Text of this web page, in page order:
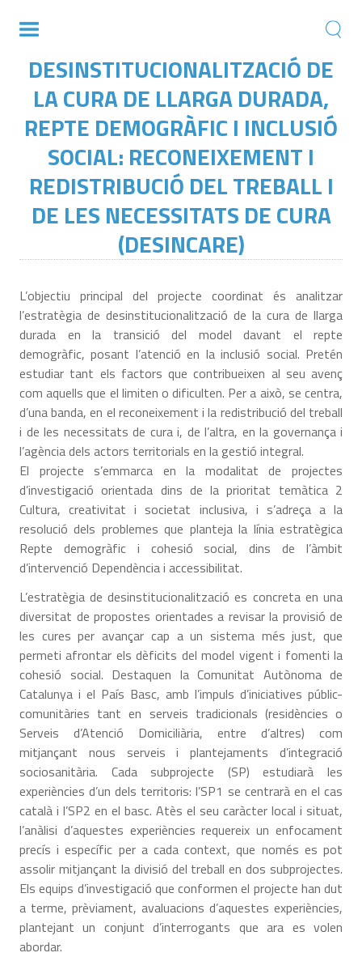
DESINSTITUCIONALITZACIÓ DE
LA CURA DE LLARGA DURADA,
REPTE DEMOGRÀFIC I INCLUSIÓ
SOCIAL: RECONEIXEMENT I
REDISTRIBUCIÓ DEL TREBALL I
DE LES NECESSITATS DE CURA
(DESINCARE)
L’objectiu principal del projecte coordinat és analitzar
l’estratègia de desinstitucionalització de la cura de llarga
durada en la transició del model davant el repte
demogràfic, posant l’atenció en la inclusió social. Pretén
estudiar tant els factors que contribueixen al seu avenç
com aquells que el limiten o dificulten. Per a això, se centra,
d’una banda, en el reconeixement i la redistribució del treball
i de les necessitats de cura i, de l’altra, en la governança i
l’agència dels actors territorials en la gestió integral.
El projecte s’emmarca en la modalitat de projectes
d’investigació orientada dins de la prioritat temàtica 2
Cultura, creativitat i societat inclusiva, i s’adreça a la
resolució dels problemes que planteja la línia estratègica
Repte demogràfic i cohesió social, dins de l’àmbit
d’intervenció Dependència i accessibilitat.
L’estratègia de desinstitucionalització es concreta en una
diversitat de propostes orientades a revisar la provisió de
les cures per avançar cap a un sistema més just, que
permeti afrontar els dèficits del model vigent i fomenti la
cohesió social. Destaquen la Comunitat Autònoma de
Catalunya i el País Basc, amb l’impuls d’iniciatives públic-
comunitàries tant en serveis tradicionals (residències o
Serveis d’Atenció Domiciliària, entre d’altres) com
mitjançant nous serveis i plantejaments d’integració
sociosanitària. Cada subprojecte (SP) estudiarà les
experiències d’un dels territoris: l’SP1 se centrarà en el cas
català i l’SP2 en el basc. Atès el seu caràcter local i situat,
l’anàlisi d’aquestes experiències requereix un enfocament
precís i específic per a cada context, que només es pot
assolir mitjançant la divisió del treball en dos subprojectes.
Els equips d’investigació que conformen el projecte han dut
a terme, prèviament, avaluacions d’aquestes experiències,
plantejant un conjunt d’interrogants que ara es volen
abordar.